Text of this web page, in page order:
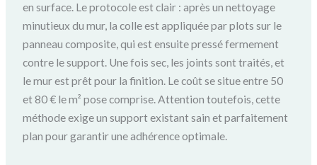
en surface. Le protocole est clair : après un nettoyage
minutieux du mur, la colle est appliquée par plots sur le
panneau composite, qui est ensuite pressé fermement
contre le support. Une fois sec, les joints sont traités, et
le mur est prêt pour la finition. Le coût se situe entre 50
et 80 € le m² pose comprise. Attention toutefois, cette
méthode exige un support existant sain et parfaitement
plan pour garantir une adhérence optimale.